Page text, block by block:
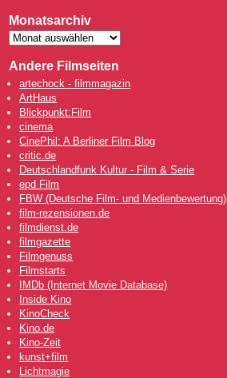
Monatsarchiv
Andere Filmseiten
artechock - filmmagazin
ArtHaus
Blickpunkt:Film
cinema
CinePhil: A Berliner Film Blog
critic.de
Deutschlandfunk Kultur - Film & Serie
epd Film
FBW (Deutsche Film- und Medienbewertung)
film-rezensionen.de
filmdienst.de
filmgazette
Filmgenuss
Filmstarts
IMDb (Internet Movie Database)
Inside Kino
KinoCheck
Kino.de
Kino-Zeit
kunst+film
Lichtmagie